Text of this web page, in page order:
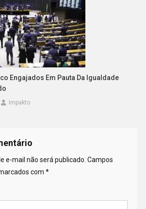
Engajados Em Pauta Da Igualdade
Impakto
e-mail não será publicado. Campos
com *